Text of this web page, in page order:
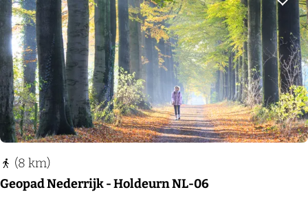
e
n
e
C
o
e
h
o
r
n
Geopad Nederrijk - Holdeurn NL-06
(8 km)